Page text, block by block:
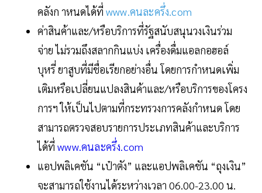
คลังก าหนดได้ที่ www.คนละครึ่ง.com
ค่าสินค้าและ/หรือบริการที่รัฐสนับสนุนวงเงินร่วม
จ่าย ไม่รวมถึงสลากกินแบ่ง เครื่องดื่มแอลกอฮอล์
บุหรี่ ยาสูบที่มีชื่อเรียกอย่างอื่น โดยการกำหนดเพิ่ม
เติมหรือเปลี่ยนแปลงสินค้าและ/หรือบริการของโครง
การฯ ให้เป็นไปตามที่กระทรวงการคลังกำหนด โดย
สามารถตรวจสอบรายการประเภทสินค้าและบริการ
ได้ที่ www.คนละครึ่ง.com
แอปพลิเคชัน “เป๋าตัง” และแอปพลิเคชัน “ถุงเงิน”
จะสามารถใช้งานได้ระหว่างเวลา 06.00-23.00 น.